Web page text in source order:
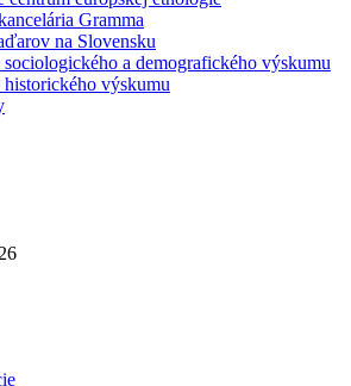
Gramma
na Slovensku
sociologického a demografického výskumu
historického výskumu